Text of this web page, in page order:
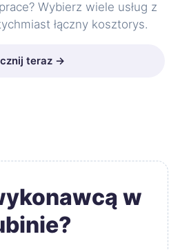
Wybierz wiele usług z
łączny kosztorys.
teraz →
w